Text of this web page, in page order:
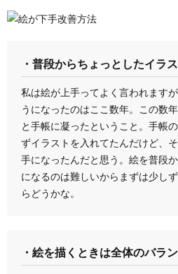
・普段からちょっとしたイラ
私は絵が上手ってよく言われます
うになったのはここ数年。この数
と手帳に凝ったということ。手帳
ずイラストを入れてたんだけど、
手になったんだと思う。絵を普段
になるのは難しいからまずは少し
らどうかな。
・絵を描くときは全体のバラ